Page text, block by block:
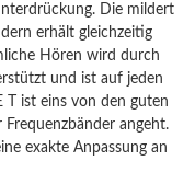
Die mildert
erhält gleichzeitig
Hören wird durch
und ist auf jeden
T ist eins von den guten
angeht.
exakte Anpassung an